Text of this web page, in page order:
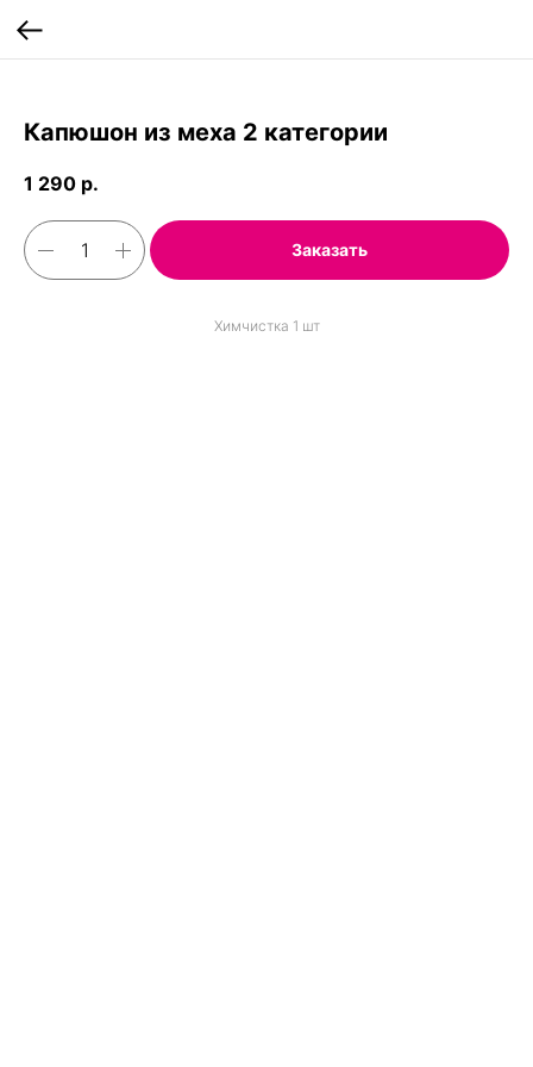
Капюшон из меха 2 категории
1 290 р.
Заказать
Химчистка 1 шт